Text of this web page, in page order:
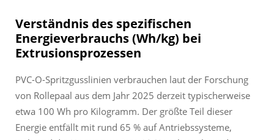
Verständnis des spezifischen
Energieverbrauchs (Wh/kg) bei
Extrusionsprozessen
PVC-O-Spritzgusslinien verbrauchen laut der Forschung
von Rollepaal aus dem Jahr 2025 derzeit typischerweise
etwa 100 Wh pro Kilogramm. Der größte Teil dieser
Energie entfällt mit rund 65 % auf Antriebssysteme,